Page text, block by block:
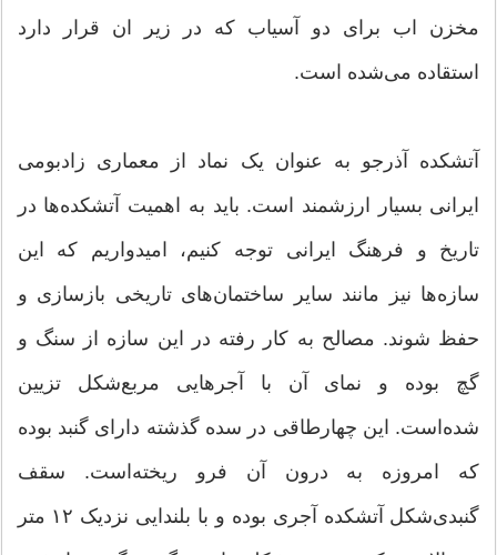
مخزن اب برای دو آسیاب که در زیر ان قرار دارد
استقاده می‌شده‌ است.
آتشکده آذرجو به عنوان یک نماد از معماری زادبومی
ایرانی بسیار ارزشمند است. باید به اهمیت آتشکده‌ها در
تاریخ و فرهنگ ایرانی توجه کنیم، امیدواریم که این
سازه‌ها نیز مانند سایر ساختمان‌های تاریخی بازسازی و
حفظ شوند. مصالح به کار رفته در این سازه از سنگ و
گچ بوده و نمای آن با آجرهایی مربع‌شکل تزیین
شده‌است. این چهارطاقی در سده گذشته دارای گنبد بوده
که امروزه به درون آن فرو ریخته‌است. سقف
گنبدی‌شکل آتشکده آجری بوده و با بلندایی نزدیک ۱۲ متر